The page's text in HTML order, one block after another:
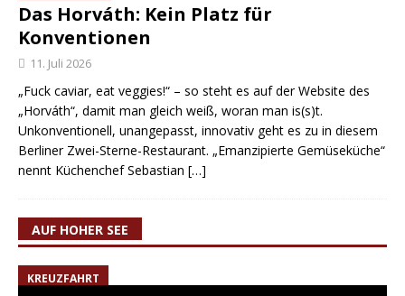
Das Horváth: Kein Platz für
Konventionen
11. Juli 2026
„Fuck caviar, eat veggies!“ – so steht es auf der Website des
„Horváth“, damit man gleich weiß, woran man is(s)t.
Unkonventionell, unangepasst, innovativ geht es zu in diesem
Berliner Zwei-Sterne-Restaurant. „Emanzipierte Gemüseküche“
nennt Küchenchef Sebastian […]
AUF HOHER SEE
KREUZFAHRT